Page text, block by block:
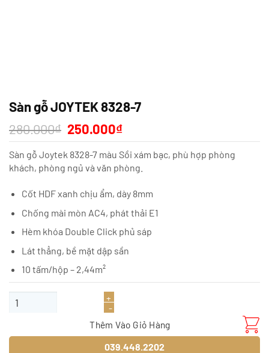
Sàn gỗ JOYTEK 8328-7
280.000₫ Giá
gốc
là:
280.000₫.
250.000₫Giá
hiện
tại
là:
250.000₫.
Sàn gỗ Joytek 8328-7 màu Sồi xám bạc, phù hợp phòng
khách, phòng ngủ và văn phòng.
Cốt HDF xanh chịu ẩm, dày 8mm
Chống mài mòn AC4, phát thải E1
Hèm khóa Double Click phủ sáp
Lát thẳng, bề mặt dập sần
10 tấm/hộp – 2,44m²
Sàn gỗ JOYTEK 8328-7 số lượng
Thêm Vào Giỏ Hàng
039.448.2202